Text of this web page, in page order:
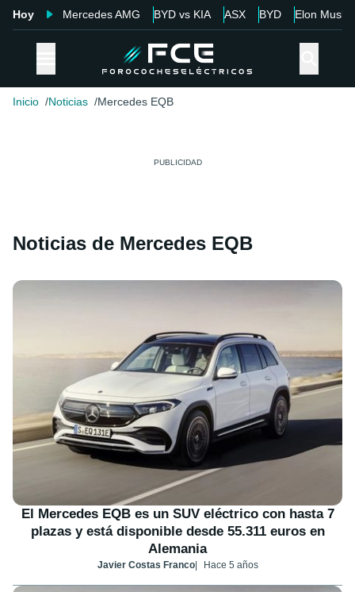
Hoy Mercedes AMG BYD vs KIA ASX BYD Elon Musk
Inicio Noticias Mercedes EQB
Noticias de Mercedes EQB
El Mercedes EQB es un SUV eléctrico con hasta 7
plazas y está disponible desde 55.311 euros en
Alemania
Javier Costas Franco Hace 5 años